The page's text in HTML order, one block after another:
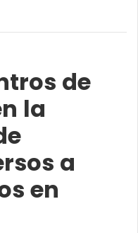
de
la
a
en